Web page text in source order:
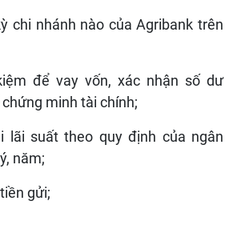
chi nhánh nào của Agribank trên
để vay vốn, xác nhận số dư
minh tài chính;
lãi suất theo quy định của ngân
năm;
gửi;